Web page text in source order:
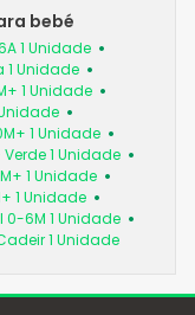
bebé
1 Unidade
1 Unidade
1 Unidade
1 Unidade
1 Unidade
1 Unidade
1 Unidade
0-6M 1 Unidade
1 Unidade